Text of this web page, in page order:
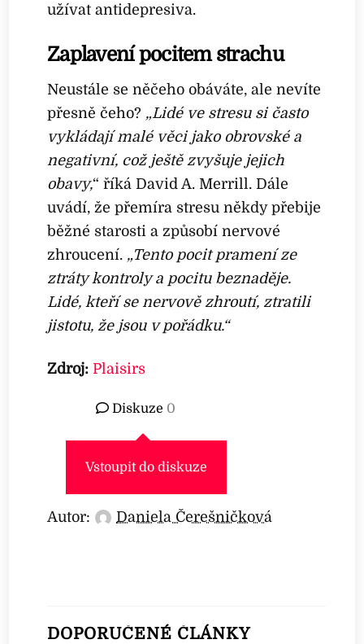
užívat antidepresiva.
Zaplavení pocitem strachu
Neustále se něčeho obáváte, ale nevíte
přesně čeho? „Lidé ve stresu si často
vykládají malé věci jako obrovské a
negativní, což ještě zvyšuje jejich
obavy,“ říká David A. Merrill. Dále
uvádí, že přemíra stresu někdy přebije
běžné starosti a způsobí nervové
zhroucení. „Tento pocit pramení ze
ztráty kontroly a pocitu beznaděje.
Lidé, kteří se nervově zhroutí, ztratili
jistotu, že jsou v pořádku.“
Zdroj:Plaisirs
Diskuze 0
Vstoupit do diskuze
Autor: Daniela Čerešničková
DOPORUČENÉ ČLÁNKY